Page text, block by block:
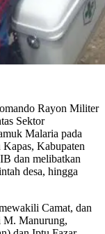
Rayon Militer
Sektor
Malaria pada
Kabupaten
dan melibatkan
desa, hingga
Camat, dan
M. Manurung,